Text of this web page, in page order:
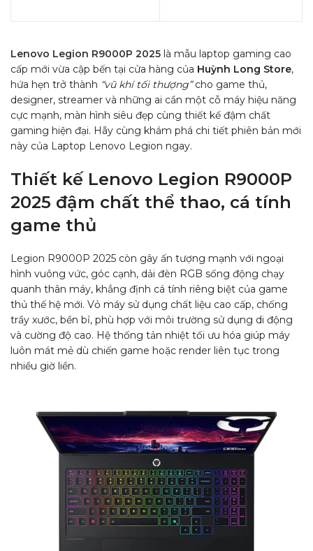
Lenovo Legion R9000P 2025 là mẫu laptop gaming cao
cấp mới vừa cập bến tại cửa hàng của Huỳnh Long Store,
hứa hẹn trở thành “vũ khí tối thượng”cho game thủ,
designer, streamer và những ai cần một cỗ máy hiệu năng
cực mạnh, màn hình siêu đẹp cùng thiết kế đậm chất
gaming hiện đại. Hãy cùng khám phá chi tiết phiên bản mới
này của Laptop Lenovo Legion ngay.
Thiết kế Lenovo Legion R9000P
2025 đậm chất thể thao, cá tính
game thủ
Legion R9000P 2025 còn gây ấn tượng mạnh với ngoại
hình vuông vức, góc cạnh, dải đèn RGB sống động chạy
quanh thân máy, khẳng định cá tính riêng biệt của game
thủ thế hệ mới. Vỏ máy sử dụng chất liệu cao cấp, chống
trầy xước, bền bỉ, phù hợp với môi trường sử dụng di động
và cường độ cao. Hệ thống tản nhiệt tối ưu hóa giúp máy
luôn mát mẻ dù chiến game hoặc render liên tục trong
nhiều giờ liền.